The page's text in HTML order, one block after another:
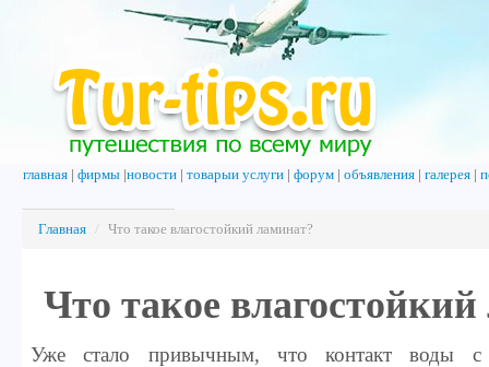
главная фирмы новости товарыи услуги форум объявления галерея
Главная / Что такое влагостойкий ламинат?
Что такое
Уже стало привычным, что контакт воды с